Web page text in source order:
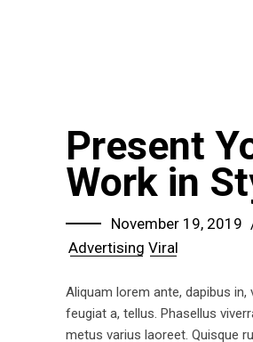
Present
Work in
November 19, 2019
Advertising Viral
Aliquam lorem ante, dapibus in,
feugiat a, tellus. Phasellus
metus varius laoreet. Quisque